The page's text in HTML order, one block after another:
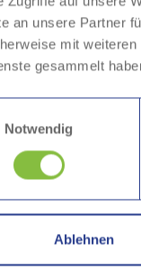
an unsere Partner
mit
gesammelt
Notwendig
Ablehnen
erleben und
(WBH) und
gelangen: sie
Anliegen, den
Wackerbeck.
erleben
2025
der
entdeckten
Wissen. Die